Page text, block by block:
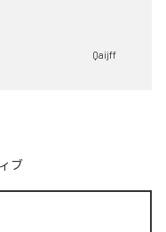
Qaijff
ブ